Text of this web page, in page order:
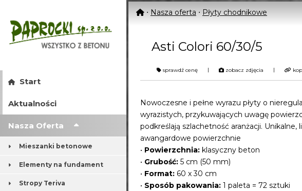
Start
Aktualności
Nasza Oferta
Mieszanki betonowe
Elementy na fundament
Stropy Teriva
⋅ Nasza oferta ⋅ Płyty chodnikowe
Asti Colori 60/30/5
sprawdź cenę | zobacz zdjęcia |
Nowoczesne i pełne wyrazu płyty o
wyrazistych, przykuwających uwagę
podkreślają szlachetność aranżacji.
awangardowe powierzchnie
• Powierzchnia: klasyczny beton
• Grubość: 5 cm (50 mm)
• Format: 60 x 30 cm
• Sposób pakowania: 1 paleta = 72 sztuki